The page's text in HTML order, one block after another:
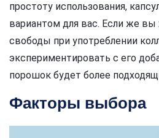
простоту использования,
вариантом для вас. Если же
свободы при употреблении
экспериментировать с его
порошок будет более
Факторы выбора